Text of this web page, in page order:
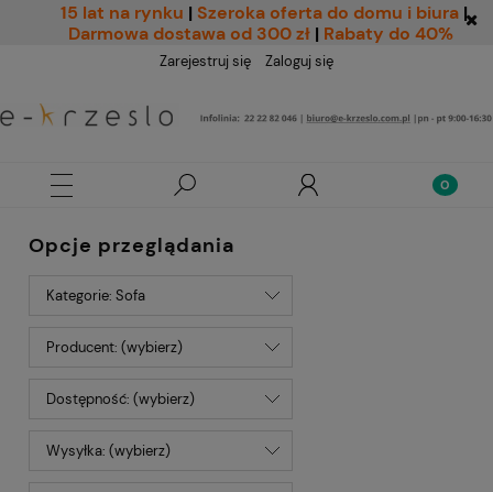
15 lat na rynku | Szeroka oferta do domu i biura |
Darmowa dostawa od 300 zł | Rabaty do 40%
Zarejestruj się Zaloguj się
Opcje przeglądania
Kategorie: Sofa
Producent: (wybierz)
Dostępność: (wybierz)
Wysyłka: (wybierz)